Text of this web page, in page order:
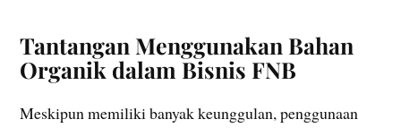
Tantangan Menggunakan Bahan
Organik dalam Bisnis FNB
Meskipun memiliki banyak keunggulan, penggunaan